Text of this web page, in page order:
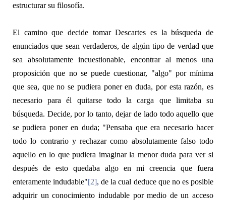
estructurar su filosofía.
El camino que decide tomar Descartes es la búsqueda de
enunciados que sean verdaderos, de algún tipo de verdad que
sea absolutamente incuestionable, encontrar al menos una
proposición que no se puede cuestionar, "algo" por mínima
que sea, que no se pudiera poner en duda, por esta razón, es
necesario para él quitarse todo la carga que limitaba su
búsqueda. Decide, por lo tanto, dejar de lado todo aquello que
se pudiera poner en duda; "Pensaba que era necesario hacer
todo lo contrario y rechazar como absolutamente falso todo
aquello en lo que pudiera imaginar la menor duda para ver si
después de esto quedaba algo en mi creencia que fuera
enteramente indudable"[2], de la cual deduce que no es posible
adquirir un conocimiento indudable por medio de un acceso